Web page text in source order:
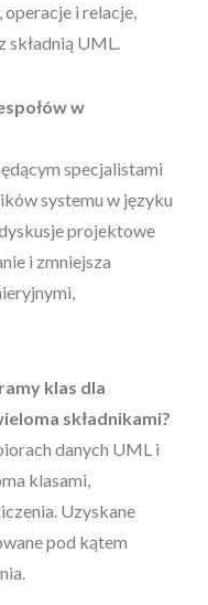
i relacje,
składnią UML.
w
specjalistami
systemu w języku
projektowe
i zmniejsza
klas dla
składnikami?
danych UML i
klasami,
Uzyskane
pod kątem